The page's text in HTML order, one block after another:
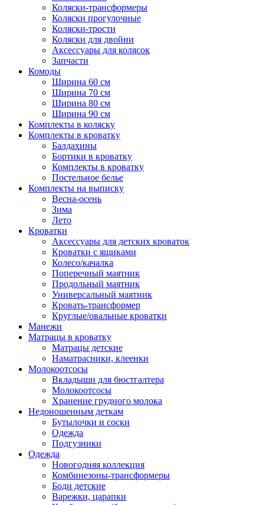
Коляски-трансформеры
Коляски прогулочные
Коляски-трости
Коляски для двойни
Аксессуары для колясок
Запчасти
Комоды
Ширина 60 см
Ширина 70 см
Ширина 80 см
Ширина 90 см
Комплекты в коляску
Комплекты в кроватку
Балдахины
Бортики в кроватку
Комплекты в кроватку
Постельное белье
Комплекты на выписку
Весна-осень
Зима
Лето
Кроватки
Аксессуары для детских кроваток
Кроватки с ящиками
Колесо/качалка
Поперечный маятник
Продольный маятник
Универсальный маятник
Кровать-трансформер
Круглые/овальные кроватки
Манежи
Матрацы в кроватку
Матрацы детские
Наматрасники, клеенки
Молокоотсосы
Вкладыши для бюстгалтера
Молокоотсосы
Хранение грудного молока
Недоношенным деткам
Бутылочки и соски
Одежда
Подгузники
Одежда
Новогодняя коллекция
Комбинезоны-трансформеры
Боди детские
Варежки, царапки